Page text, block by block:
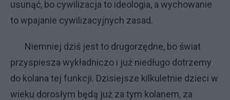
usunąć, bo cywilizacja to ideologia, a wychowanie
to wpajanie cywilizacyjnych zasad.
Niemniej dziś jest to drugorzędne, bo świat
przyspiesza wykładniczo i już niedługo dotrzemy
do kolana tej funkcji. Dzisiejsze kilkuletnie dzieci w
wieku dorosłym będą już za tym kolanem, za